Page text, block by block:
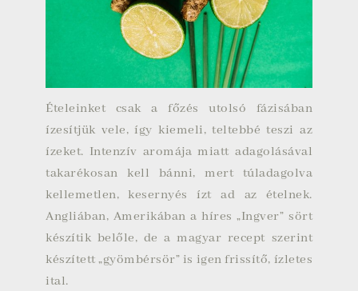
Ételeinket csak a főzés utolsó fázisában
ízesítjük vele, így kiemeli, teltebbé teszi az
ízeket. Intenzív aromája miatt adagolásával
takarékosan kell bánni, mert túladagolva
kellemetlen, kesernyés ízt ad az ételnek.
Angliában, Amerikában a híres „Ingver” sört
készítik belőle, de a magyar recept szerint
készített„gyömbérsör” is igen frissítő, ízletes
ital.